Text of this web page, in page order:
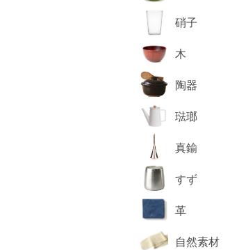
硝子
木
陶器
琺瑯
真鍮
すず
革
自然素材